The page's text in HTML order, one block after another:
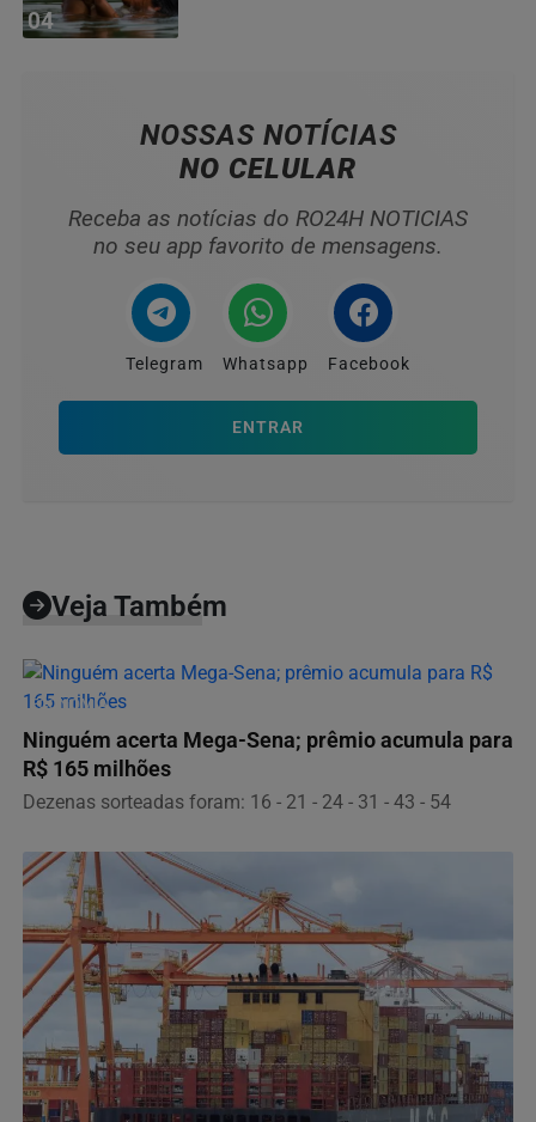
04
NOSSAS NOTÍCIAS
NO CELULAR
Receba as notícias do RO24H NOTICIAS
no seu app favorito de mensagens.
Telegram Whatsapp Facebook
ENTRAR
Veja Também
ECONOMIA
Ninguém acerta Mega-Sena; prêmio acumula para
R$ 165 milhões
Dezenas sorteadas foram: 16 - 21 - 24 - 31 - 43 - 54